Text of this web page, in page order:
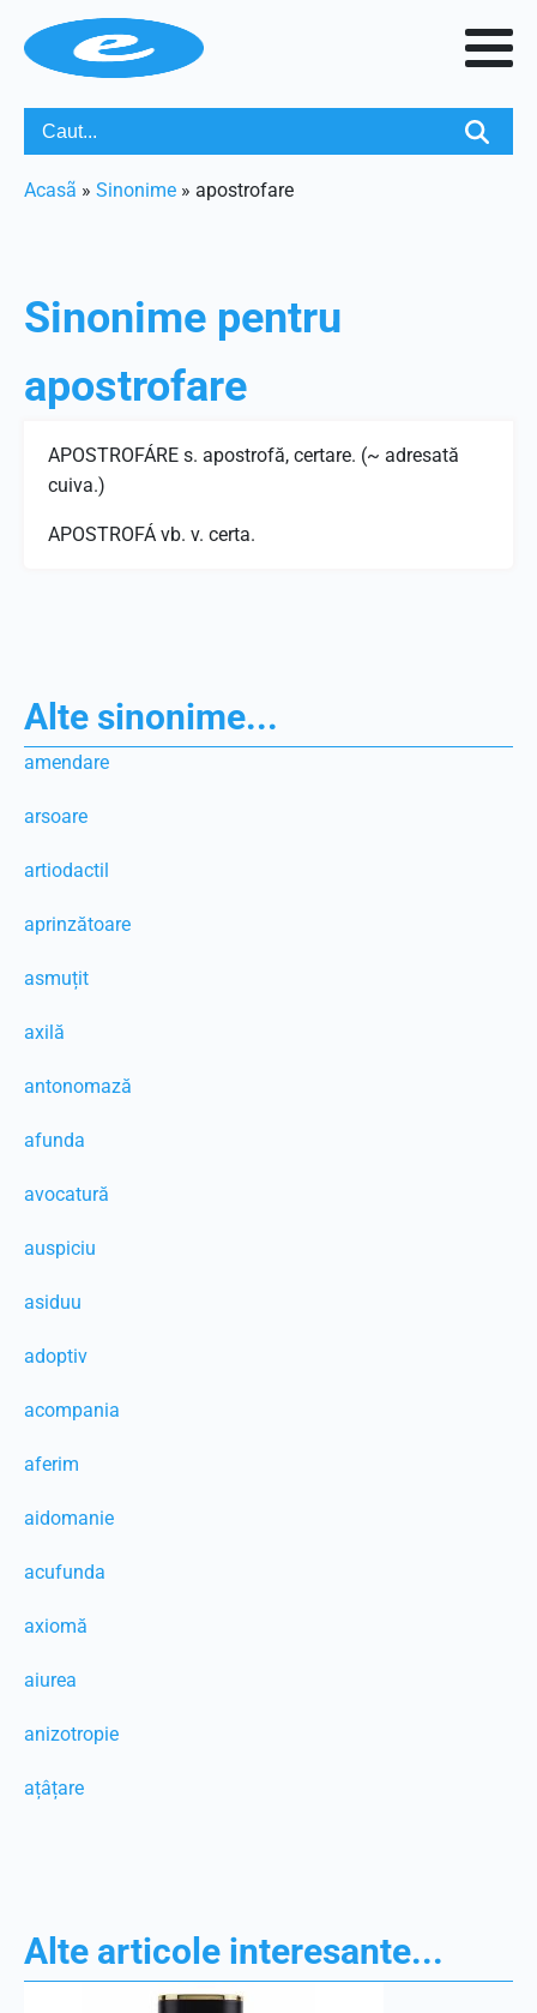
Acasã » Sinonime » apostrofare
Sinonime pentru
apostrofare
APOSTROFÁRE s. apostrofă, certare. (~ adresată
cuiva.)
APOSTROFÁ vb. v. certa.
Alte sinonime...
amendare
arsoare
artiodactil
aprinzătoare
asmuțit
axilă
antonomază
afunda
avocatură
auspiciu
asiduu
adoptiv
acompania
aferim
aidomanie
acufunda
axiomă
aiurea
anizotropie
ațâțare
Alte articole interesante...